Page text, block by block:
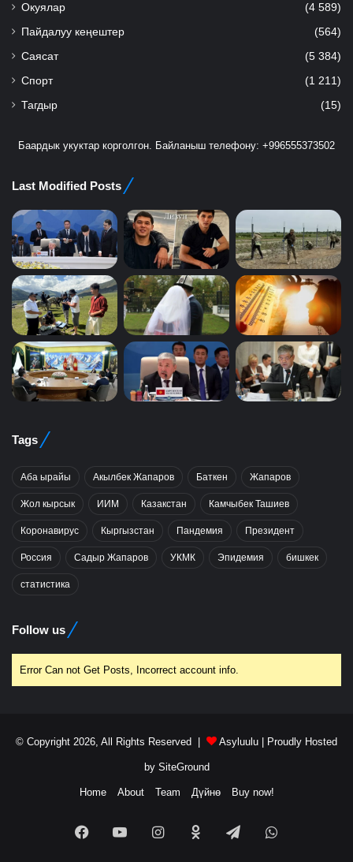
Окуялар (4 589)
Пайдалуу кеңештер (564)
Саясат (5 384)
Спорт (1 211)
Тагдыр (15)
Баардык укуктар корголгон. Байланыш телефону: +996555373502
Last Modified Posts
Tags
Аба ырайы Акылбек Жапаров Баткен Жапаров
Жол кырсык ИИМ Казакстан Камчыбек Ташиев
Коронавирус Кыргызстан Пандемия Президент
Россия Садыр Жапаров УКМК Эпидемия бишкек
статистика
Follow us
Error Can not Get Posts, Incorrect account info.
© Copyright 2026, All Rights Reserved | Asyluulu | Proudly Hosted
by SiteGround
Home About Team Дүйнө Buy now!
FacebookYouTubeInstagramOdnoklassniki
TelegramWhatsApp